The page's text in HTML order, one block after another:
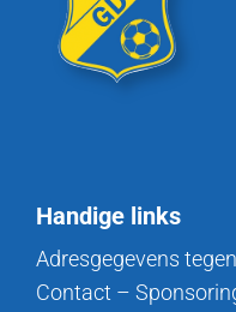
Handige links
Adresgegevens
Contact –